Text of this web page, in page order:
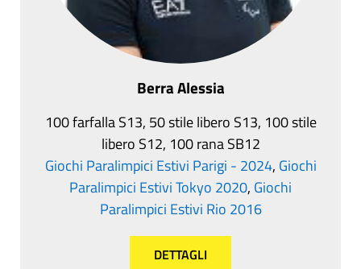
Berra Alessia
100 farfalla S13, 50 stile libero S13, 100 stile
libero S12, 100 rana SB12
Giochi Paralimpici Estivi Parigi - 2024, Giochi
Paralimpici Estivi Tokyo 2020, Giochi
Paralimpici Estivi Rio 2016
DETTAGLI